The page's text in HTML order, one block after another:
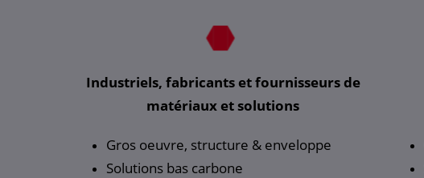
Industriels, fabricants et fournisseurs de
matériaux et solutions
Gros oeuvre, structure & enveloppe
Solutions bas carbone